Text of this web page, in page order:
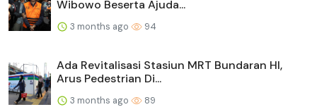
Wibowo Beserta Ajuda...
3 months ago 94
Ada Revitalisasi Stasiun MRT Bundaran HI,
Arus Pedestrian Di...
3 months ago 89